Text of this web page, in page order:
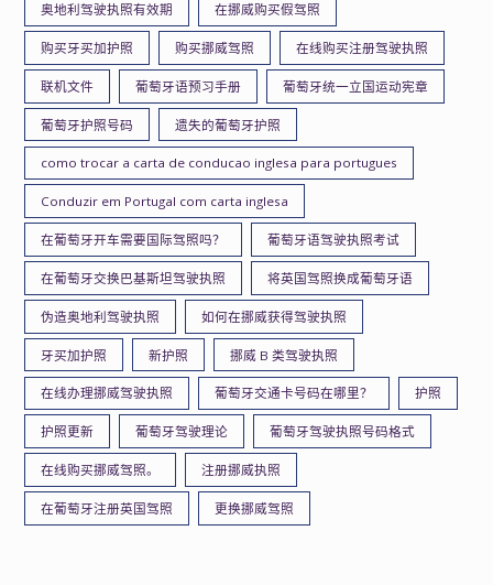
奥地利驾驶执照有效期 在挪威购买假驾照
购买牙买加护照 购买挪威驾照 在线购买注册驾驶执照
联机文件 葡萄牙语预习手册 葡萄牙统一立国运动宪章
葡萄牙护照号码 遗失的葡萄牙护照
como trocar a carta de conducao inglesa para portugues
Conduzir em Portugal com carta inglesa
在葡萄牙开车需要国际驾照吗？ 葡萄牙语驾驶执照考试
在葡萄牙交换巴基斯坦驾驶执照 将英国驾照换成葡萄牙语
伪造奥地利驾驶执照 如何在挪威获得驾驶执照
牙买加护照 新护照 挪威 B 类驾驶执照
在线办理挪威驾驶执照 葡萄牙交通卡号码在哪里？ 护照
护照更新 葡萄牙驾驶理论 葡萄牙驾驶执照号码格式
在线购买挪威驾照。 注册挪威执照
在葡萄牙注册英国驾照 更换挪威驾照